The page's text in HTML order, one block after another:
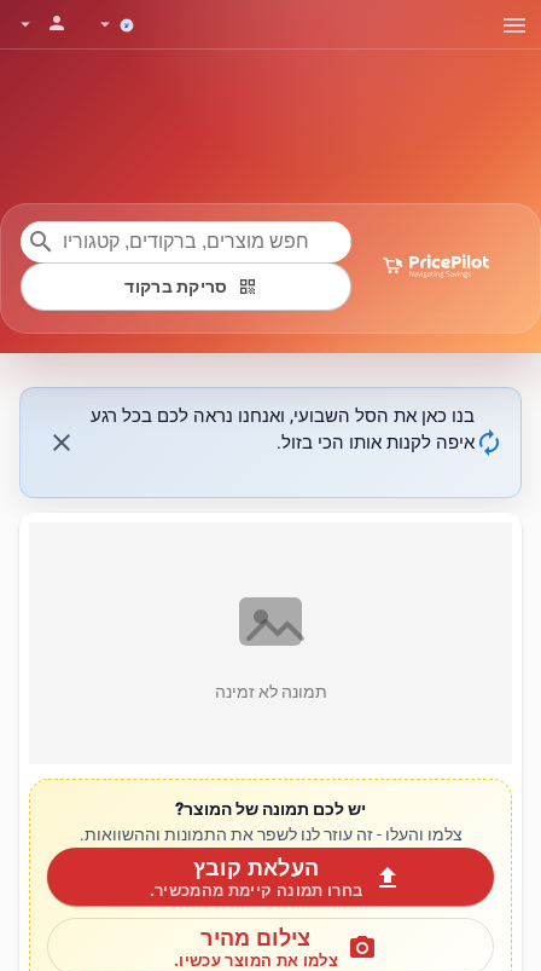
menu
arrow_drop_down
person
arrow_drop_down
search
qr_code סריקת ברקוד
autorenew
בנו כאן את הסל השבועי, ואנחנו נראה לכם בכל רגע
איפה לקנות אותו הכי בזול.
close
תמונה לא זמינה
יש לכם תמונה של המוצר?
צלמו והעלו - זה עוזר לנו לשפר את התמונות וההשוואות.
upload העלאת קובץ
בחרו תמונה קיימת מהמכשיר.
photo_camera צילום מהיר
צלמו את המוצר עכשיו.